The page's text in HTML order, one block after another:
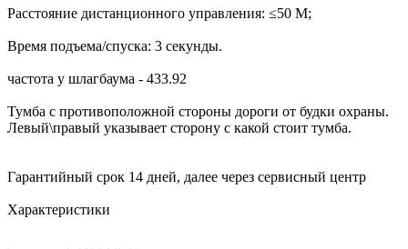
Расстояние дистанционного управления: ≤50 М;
Время подъема/спуска: 3 секунды.
частота у шлагбаума - 433.92
Тумба с противоположной стороны дороги от будки охраны.
Левый\правый указывает сторону с какой стоит тумба.
Гарантийный срок 14 дней, далее через сервисный центр
Характеристики